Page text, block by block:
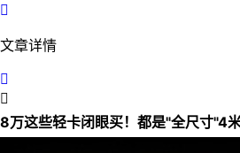

文章详情


8万这些轻卡闭眼买！都是"全尺寸"4